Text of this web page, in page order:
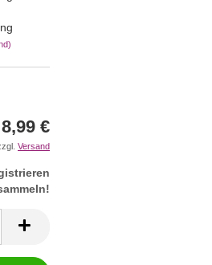
8,99 €
Versand